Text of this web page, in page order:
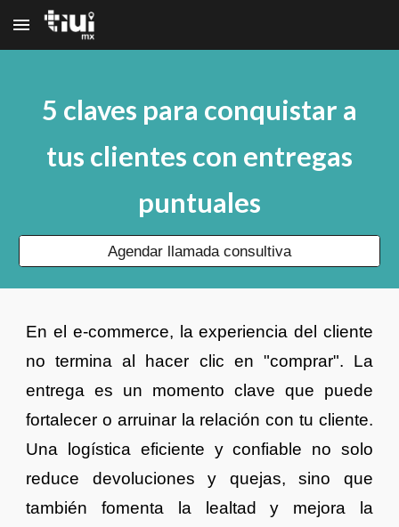
Skip to main content
5 claves para conquistar a
tus clientes con entregas
puntuales
Agendar llamada consultiva
En el e-commerce, la experiencia del cliente
no termina al hacer clic en "comprar". La
entrega es un momento clave que puede
fortalecer o arruinar la relación con tu cliente.
Una logística eficiente y confiable no solo
reduce devoluciones y quejas, sino que
también fomenta la lealtad y mejora la